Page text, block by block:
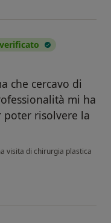
che cercavo di
mi ha
risolvere la
visita di chirurgia plastica